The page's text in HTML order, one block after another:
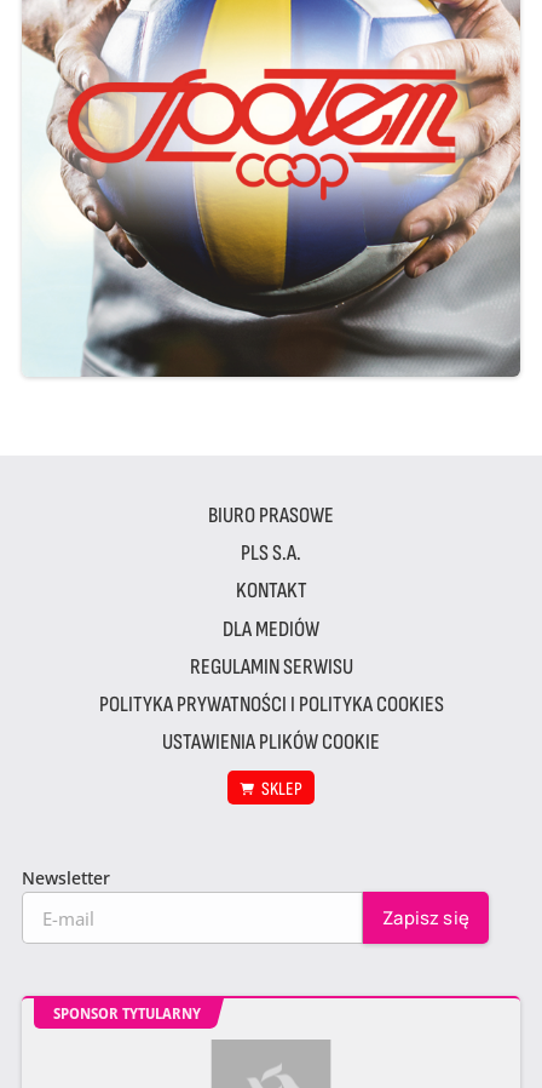
BIURO PRASOWE
PLS S.A.
KONTAKT
DLA MEDIÓW
REGULAMIN SERWISU
POLITYKA PRYWATNOŚCI I POLITYKA COOKIES
USTAWIENIA PLIKÓW COOKIE
SKLEP
Newsletter
SPONSOR TYTULARNY